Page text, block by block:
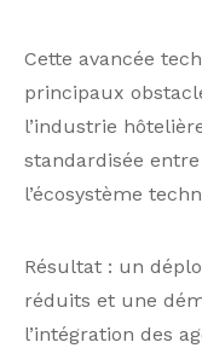
Cette avancée
principaux
l’industrie
standardisée
l’écosystème
Résultat : un
réduits et une
l’intégration des